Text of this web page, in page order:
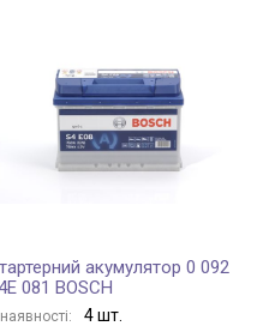
акумулятор 0 092
081 BOSCH
4 шт.